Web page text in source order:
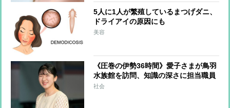
5人に1人が繁殖しているまつげダニ、
ドライアイの原因にも
美容
《圧巻の伊勢36時間》愛子さまが鳥羽
水族館を訪問、知識の深さに担当職員
は驚嘆 “お木曳行事”には法被姿で参
社会